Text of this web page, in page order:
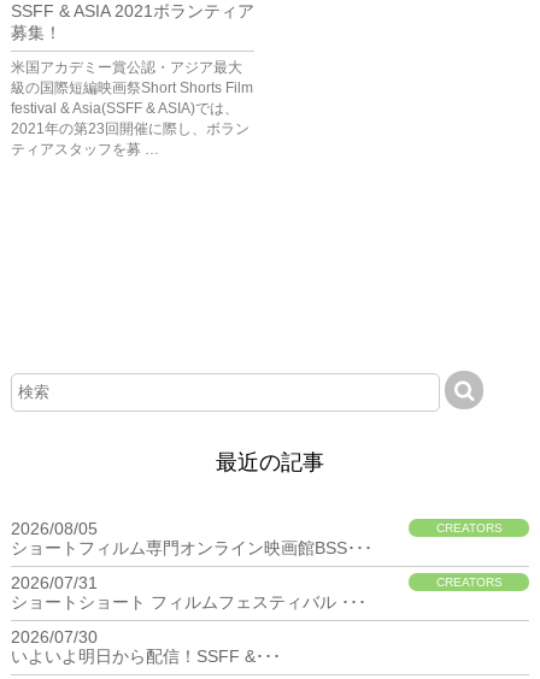
SSFF & ASIA 2021ボランティア
募集！
米国アカデミー賞公認・アジア最大
級の国際短編映画祭Short Shorts Film
festival & Asia(SSFF & ASIA)では、
2021年の第23回開催に際し、ボラン
ティアスタッフを募 …
最近の記事
2026/08/05 CREATORS
ショートフィルム専門オンライン映画館BSS･･･
2026/07/31
CREATORS
ショートショート フィルムフェスティバル ･･･
2026/07/30
いよいよ明日から配信！SSFF &･･･